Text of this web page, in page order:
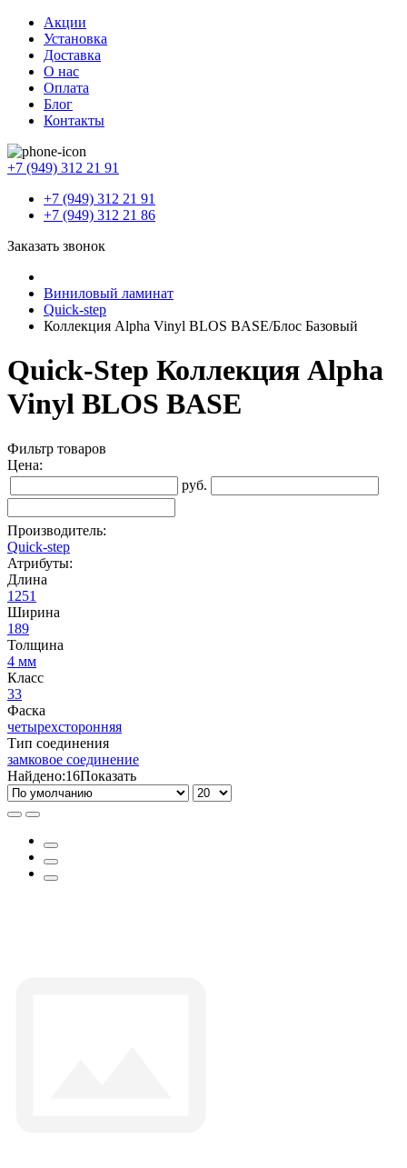
Акции
Установка
Доставка
О нас
Оплата
Блог
Контакты
+7 (949) 312 21 91
+7 (949) 312 21 91
+7 (949) 312 21 86
Заказать звонок
Виниловый ламинат
Quick-step
Коллекция Alpha Vinyl BLOS BASE/Блос Базовый
Quick-Step Коллекция Alpha
Vinyl BLOS BASE
Фильтр товаров
Цена:
руб.
Производитель:
Quick-step
Атрибуты:
Длина
1251
Ширина
189
Толщина
4 мм
Класс
33
Фаска
четырехсторонняя
Тип соединения
замковое соединение
Найдено:16Показать